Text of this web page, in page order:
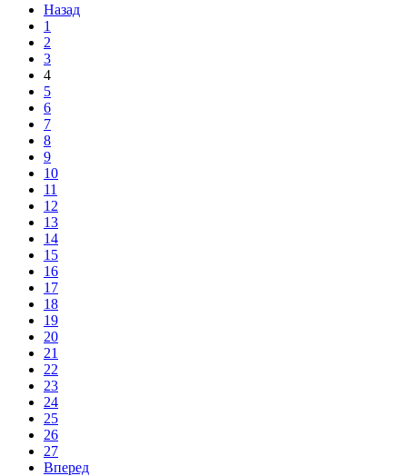
Назад
1
2
3
4
5
6
7
8
9
10
11
12
13
14
15
16
17
18
19
20
21
22
23
24
25
26
27
Вперед